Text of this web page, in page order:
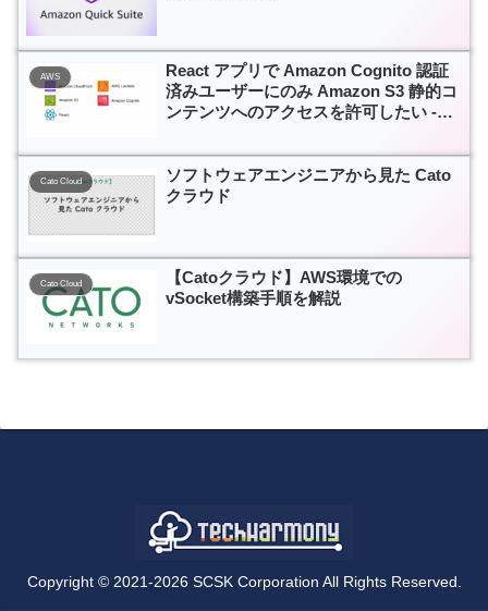
AWS
React アプリで Amazon Cognito 認証
済みユーザーにのみ Amazon S3 静的コ
ンテンツへのアクセスを許可したい -環
Cato Cloud
ソフトウェアエンジニアから見た Cato
クラウド
Cato Cloud
【Catoクラウド】AWS環境での
vSocket構築手順を解説
Copyright © 2021-2026 SCSK Corporation All Rights Reserved.